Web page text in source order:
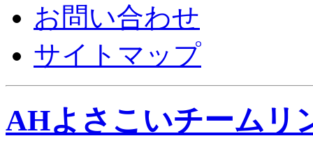
お問い合わせ
サイトマップ
AHよさこいチームリ